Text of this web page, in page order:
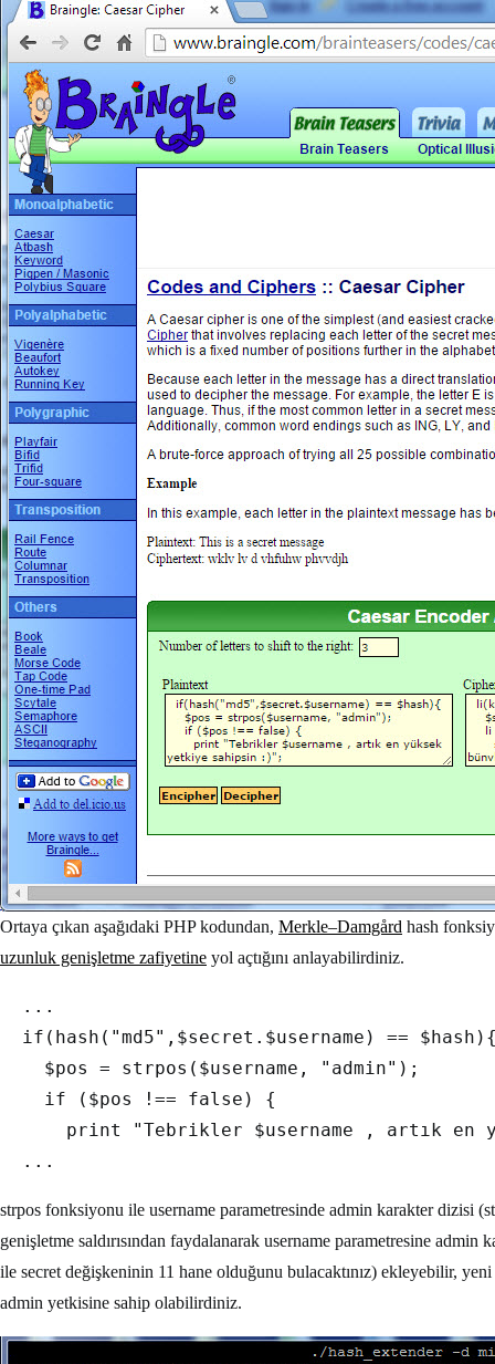
Ortaya çıkan aşağıdaki PHP kodundan, Merkle–Damgård hash
uzunluk genişletme zafiyetine yol açtığını anlayabilirdiniz.
  ...
if(hash("md5",$secret.$username) ==
    $pos = strpos($username, "admin");
    if ($pos !== false) {
print "Tebrikler $username , artık en
strpos fonksiyonu ile username parametresinde admin karakter dizisi
genişletme saldırısından faydalanarak username parametresine
ile secret değişkeninin 11 hane olduğunu bulacaktınız) ekleyebilir,
admin yetkisine sahip olabilirdiniz.